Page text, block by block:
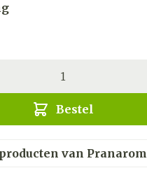
Bestel
van Pranarom